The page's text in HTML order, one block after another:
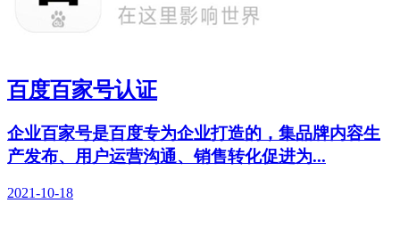
百度百家号认证
企业百家号是百度专为企业打造的，集品牌内容生
产发布、用户运营沟通、销售转化促进为...
2021-10-18